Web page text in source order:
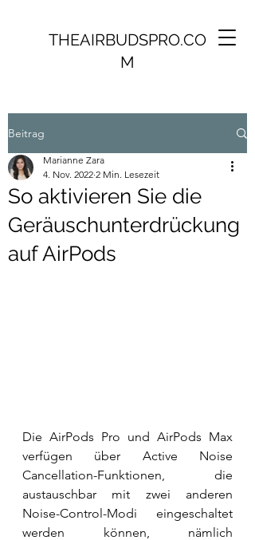
THEAIRBUDSPRO.CO
M
Beitrag
So aktivieren Sie die
Geräuschunterdrückung
auf AirPods
Marianne Zara
4. Nov. 2022 2 Min. Lesezeit
Die AirPods Pro und AirPods Max
verfügen über Active Noise
Cancellation-Funktionen, die
austauschbar mit zwei anderen
Noise-Control-Modi eingeschaltet
werden können, nämlich